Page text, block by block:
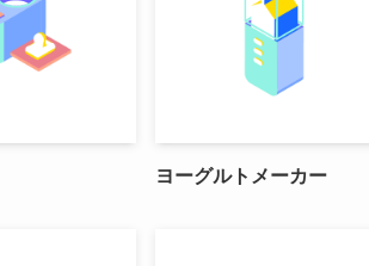
ヨーグルトメーカー